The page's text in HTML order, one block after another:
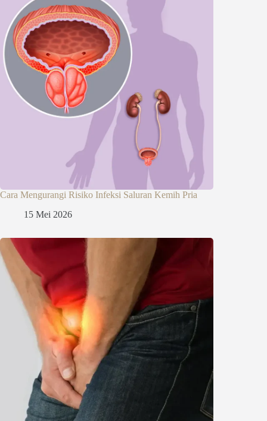
Cara Mengurangi Risiko Infeksi Saluran Kemih Pria
15 Mei 2026